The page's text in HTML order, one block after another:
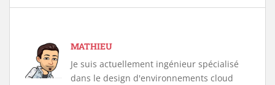
MATHIEU
Je suis actuellement ingénieur spécialisé
dans le design d'environnements cloud